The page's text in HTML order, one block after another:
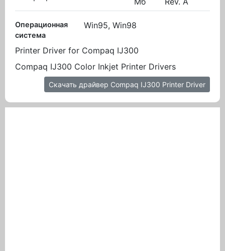
Операционная
система
Win95, Win98
Printer Driver for Compaq IJ300
Compaq IJ300 Color Inkjet Printer Drivers
Скачать драйвер Compaq IJ300 Printer Driver